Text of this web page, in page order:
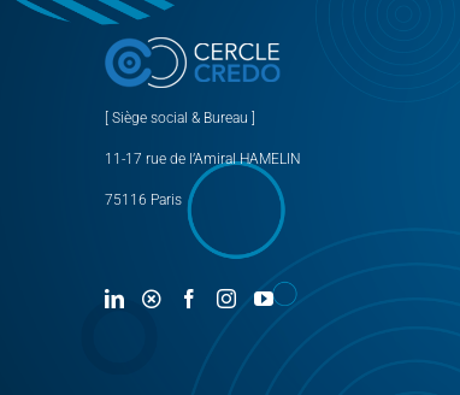
[ Siège social & Bureau ]
11-17 rue de l’Amiral HAMELIN
75116 Paris